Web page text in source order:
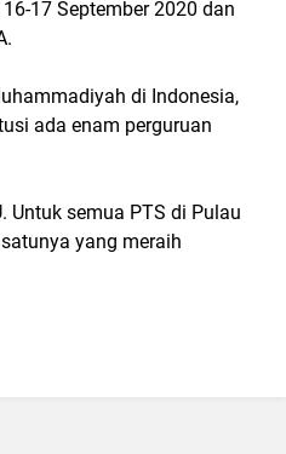
17 September 2020 dan
di Indonesia,
ada enam perguruan
Untuk semua PTS di Pulau
yang meraih